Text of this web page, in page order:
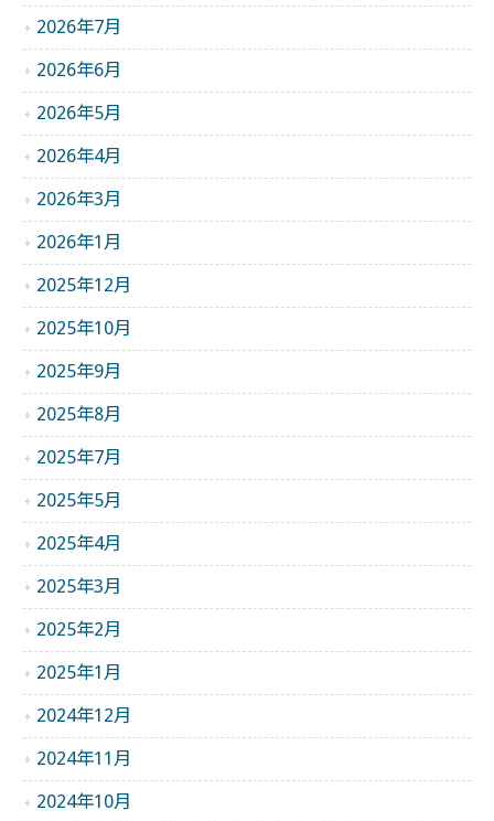
2026年7月
2026年6月
2026年5月
2026年4月
2026年3月
2026年1月
2025年12月
2025年10月
2025年9月
2025年8月
2025年7月
2025年5月
2025年4月
2025年3月
2025年2月
2025年1月
2024年12月
2024年11月
2024年10月